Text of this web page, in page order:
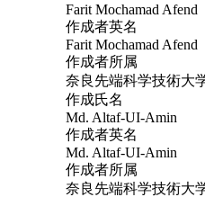
Farit Mochamad Afend
作成者英名
Farit Mochamad Afend
作成者所属
奈良先端科学技術大
作成氏名
Md. Altaf-UI-Amin
作成者英名
Md. Altaf-UI-Amin
作成者所属
奈良先端科学技術大